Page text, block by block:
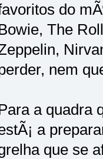
do
The
nem
a quadra
a
que se